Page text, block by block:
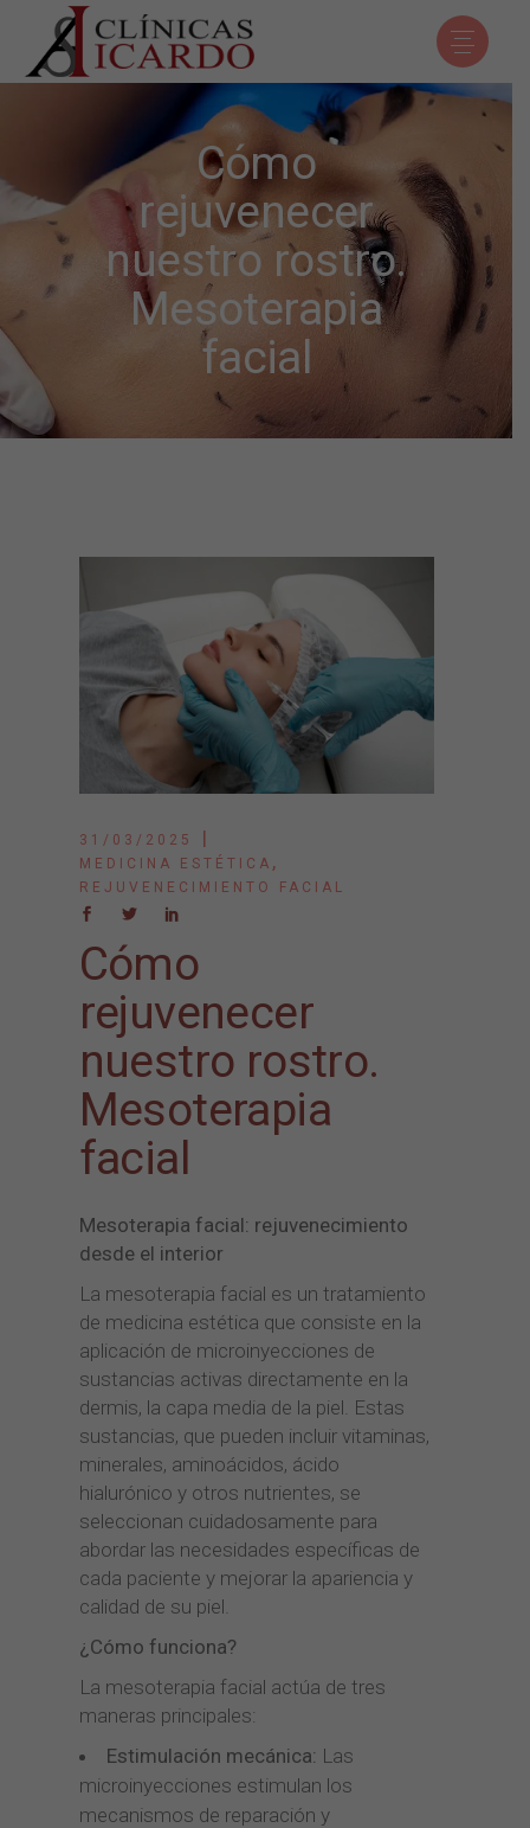
Cómo
rejuvenecer
nuestro rostro.
Mesoterapia
facial
31/03/2025
MEDICINA ESTÉTICA ,
REJUVENECIMIENTO FACIAL
Cómo
rejuvenecer
nuestro rostro.
Mesoterapia
facial
Mesoterapia facial: rejuvenecimiento
desde el interior
La mesoterapia facial es un tratamiento
de medicina estética que consiste en la
aplicación de microinyecciones de
sustancias activas directamente en la
dermis, la capa media de la piel. Estas
sustancias, que pueden incluir vitaminas,
minerales, aminoácidos, ácido
hialurónico y otros nutrientes, se
seleccionan cuidadosamente para
abordar las necesidades específicas de
cada paciente y mejorar la apariencia y
calidad de su piel.
¿Cómo funciona?
La mesoterapia facial actúa de tres
maneras principales:
Estimulación mecánica: Las
microinyecciones estimulan los
mecanismos de reparación y